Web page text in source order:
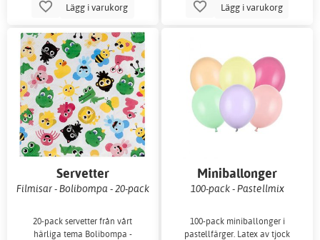
Lägg i varukorg Lägg i varukorg
Servetter
Filmisar - Bolibompa - 20-pack
20-pack servetter från vårt
härliga tema Bolibompa -
Miniballonger
100-pack - Pastellmix
100-pack miniballonger i
pastellfärger. Latex av tjock